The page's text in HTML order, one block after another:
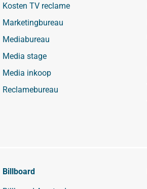
Kosten TV reclame
Marketingbureau
Mediabureau
Media stage
Media inkoop
Reclamebureau
Billboard